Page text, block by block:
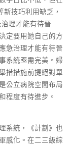
新技巧利用缺乏，
治理才能有待晉
定要用她自己的方
急治理才能有待晉
系統亟需完美。婦
措措施前提絕對單
公立病院空間布局
程度有待進步。
系統，《計劃》也
感化。在二三級綜